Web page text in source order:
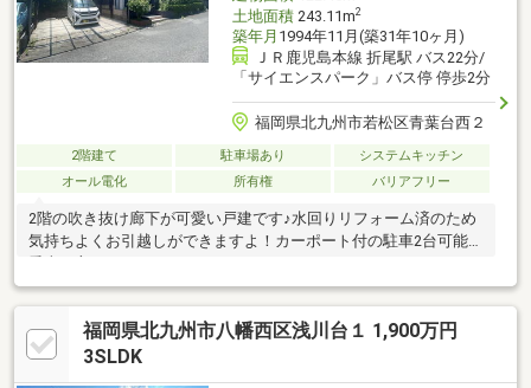
土地面積243.11m2
築年月 1994年11月(築31年10ヶ月)
ＪＲ鹿児島本線 折尾駅 バス22分/
「サイエンスパーク」バス停 停歩2分
福岡県北九州市若松区青葉台西２
2階建て 駐車場あり
システムキッチン
オール電化
所有権 バリアフリー
2階の吹き抜け廊下が可愛い戸建です♪水回りリフォーム済のため
気持ちよくお引越しができますよ！カーポート付の駐車2台可能で
□□━━━━━━━━━━━━━━━━━━━━━現在空室です。
日曜日・祝日の内覧も可能です。営業時間 10時～16時（休：水曜
日、第2、3火曜日） この時間帯はお電話でのお問い合わせがスム
ーズにご案内できます。右下の電話ボタンをタッチ！もしくはお
福岡県北九州市八幡西区浅川台１ 1,900万円
3SLDK